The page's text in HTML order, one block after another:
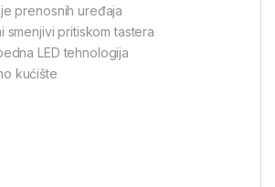
prenosnih uređaja
smenjivi pritiskom tastera
LED tehnologija
kućište